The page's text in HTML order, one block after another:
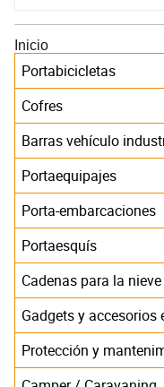
Inicio
Portabicicletas
Cofres
Barras vehículo
Portaequipajes
Porta-embarcaciones
Portaesquís
Cadenas para la nieve
Gadgets y accesorios
Protección y